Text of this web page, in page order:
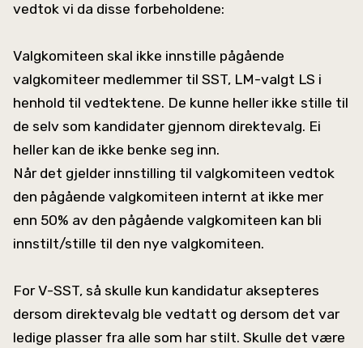
vedtok vi da disse forbeholdene:
Valgkomiteen skal ikke innstille pågående
valgkomiteer medlemmer til SST, LM-valgt LS i
henhold til vedtektene. De kunne heller ikke stille til
de selv som kandidater gjennom direktevalg. Ei
heller kan de ikke benke seg inn.
Når det gjelder innstilling til valgkomiteen vedtok
den pågående valgkomiteen internt at ikke mer
enn 50% av den pågående valgkomiteen kan bli
innstilt/stille til den nye valgkomiteen.
For V-SST, så skulle kun kandidatur aksepteres
dersom direktevalg ble vedtatt og dersom det var
ledige plasser fra alle som har stilt. Skulle det være